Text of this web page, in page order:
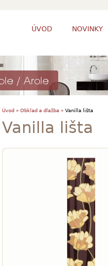
ÚVOD NOVINKY
Úvod » Obklad a dlažba »Vanilla lišta
Vanilla lišta